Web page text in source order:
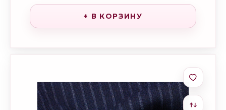
+ В КОРЗИНУ